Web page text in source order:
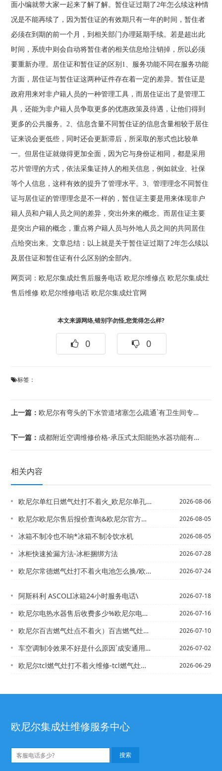
面小编就带大家一起来了解了解。暂住证过期了2年怎么续这种情
况是不能再续了，因为暂住证的有效期只有一年的时间，暂住者
必须在到期的前一个月，到相关部门办理延期手续。若是超出此
时间，系统中则会自动将暂住者的相关信息给注销掉，所以必须
要重新办理。居住证和暂住证的区别1、服务功能不同在服务功能
方面，居住证与暂住证这两种证件存在着一定的差异。暂住证是
政府用来对非户籍人员的一种管理工具，而居住证出了是管理工
具，还能为非户籍人员争取更多的优惠政策及待遇，让他们得到
更多的公共服务。2、信息含量不同暂住证的信息含量相较于居住
证来说会更低些，同时还会更新滞后，所采取的形式也比较单
一。但居住证就做得更加全面，因为它与身份证相同，都是采用
芯片管理的方式，依法采集证持人的相关信息，例如就业、社保
等个人信息，这样有效的提升了管理水平。3、管理理念不同暂住
证与居住证的管理理念是不一样的，暂住证主要是用来体现非户
籍人员和户籍人员之间的差异，突出外来的概念。而居住证主要
是突出户籍的概念，重点将户籍人员与外地人员之间的共同居住
点给突出来。文章总结：以上就是关于暂住证过期了2年怎么续以
及居住证和暂住证有什么区别的全部内。
网页词： 欧尼尔集成灶售后服务电话 欧尼尔维修点 欧尼尔集成灶
售后维修 欧尼尔维修电话 欧尼尔集成灶官网
本文来源网络,错别字勿怪,您觉得怎么样?
0 0
标签：
上一篇：欧尼尔有弯头的下水管道堵塞怎么疏通`有卫生间专用空调吗
下一篇： 成都附近空调维修价格-承压式太阳能热水器功能有哪些_承压式太阳能热水器功能原理介...
相关内容
欧尼尔单红日燃气灶打不着火_欧尼尔单孔燃气灶打不着火 2026-08-06
欧尼尔欧尼尔售后报价查询&欧尼尔官方旗舰店2027最新数据 2026-08-05
冰箱不制冷也不响*冰箱不制冷饮水机 2026-08-05
冰柜快速捡漏方法-冰柜捆绑方法 2026-07-28
欧尼尔常德燃气灶打不着火电池怎么换/欧尼尔常德维修热水器上门电话,维修热水器 2026-07-24
阿斯科利 ASCOLI冰箱24小时服务电话\ 2026-07-18
欧尼尔电热水器售后收费多少%欧尼尔电热水器售后收费多少钱最新收费标准 2026-07-16
欧尼尔百吉燃气灶点不着火）百吉燃气灶一边打不着火 2026-07-10
车空调制冷效果不好是什么原因`成安通用空调维修价格 2026-07-02
欧尼尔tcl燃气灶打不着火维修-tcl燃气灶点不着火 2026-06-29
欧尼尔集成灶维修服务中心